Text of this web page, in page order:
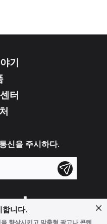
기
터
신을 주시하다.
합니다.
향상시키고 맞춤형 광고나 콘텐